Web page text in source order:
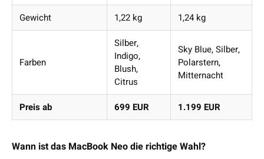
Gewicht
1,22 kg 1,24 kg
Farben
Silber,
Indigo,
Blush,
Citrus
Sky Blue, Silber,
Polarstern,
Mitternacht
Preis ab 699 EUR 1.199 EUR
Wann ist das MacBook Neo die richtige Wahl?